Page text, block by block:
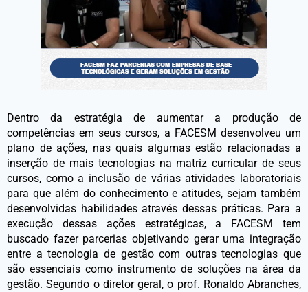
Dentro da estratégia de aumentar a produção de
competências em seus cursos, a FACESM desenvolveu um
plano de ações, nas quais algumas estão relacionadas a
inserção de mais tecnologias na matriz curricular de seus
cursos, como a inclusão de várias atividades laboratoriais
para que além do conhecimento e atitudes, sejam também
desenvolvidas habilidades através dessas práticas. Para a
execução dessas ações estratégicas, a FACESM tem
buscado fazer parcerias objetivando gerar uma integração
entre a tecnologia de gestão com outras tecnologias que
são essenciais como instrumento de soluções na área da
gestão. Segundo o diretor geral, o prof. Ronaldo Abranches,